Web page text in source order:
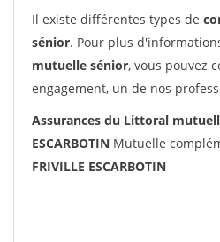
Il existe différentes types de
sénior. Pour plus
mutuelle sénior, vous pouvez
engagement, un de nos
Assurances du Littoral
ESCARBOTIN Mutuelle
FRIVILLE ESCARBOTIN